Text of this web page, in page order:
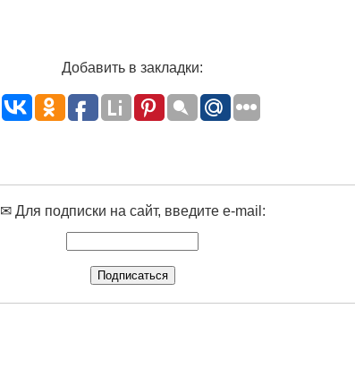
Добавить в закладки:
✉ Для подписки на сайт, введите e-mail: